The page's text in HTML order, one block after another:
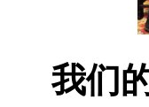
我们